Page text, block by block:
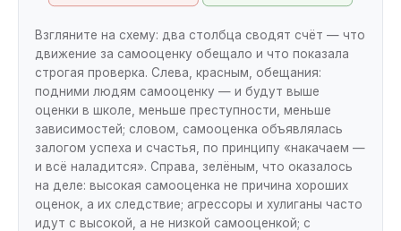
Взгляните на схему: два столбца сводят счёт — что
движение за самооценку обещало и что показала
строгая проверка. Слева, красным, обещания:
подними людям самооценку — и будут выше
оценки в школе, меньше преступности, меньше
зависимостей; словом, самооценка объявлялась
залогом успеха и счастья, по принципу «накачаем —
и всё наладится». Справа, зелёным, что оказалось
на деле: высокая самооценка не причина хороших
оценок, а их следствие; агрессоры и хулиганы часто
идут с высокой, а не низкой самооценкой; с